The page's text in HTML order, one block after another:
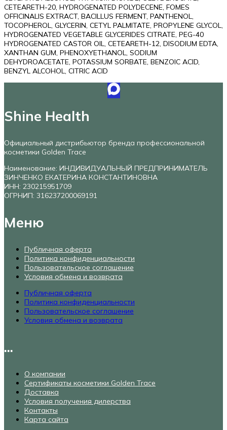
CETEARETH-20, HYDROGENATED POLYDECENE, FOMES
OFFICINALIS EXTRACT, BACILLUS FERMENT, PANTHENOL,
TOCOPHEROL, GLYCERIN, CETYL PALMITATE, PROPYLENE GLYCOL,
HYDROGENATED VEGETABLE GLYCERIDES CITRATE, PEG-40
HYDROGENATED CASTOR OIL, CETEARETH-12, DISODIUM EDTA,
XANTHAN GUM, PHENOXYETHANOL, SODIUM
DEHYDROACETATE, POTASSIUM SORBATE, BENZOIC ACID,
BENZYL ALCOHOL, CITRIC ACID
Shine Health
Официальный дистрибьютор бренда профессиональной
косметики Golden Trace
Наименование: ИНДИВИДУАЛЬНЫЙ ПРЕДПРИНИМАТЕЛЬ
ЗИНЧЕНКО ЕКАТЕРИНА КОНСТАНТИНОВНА
ИНН: 230215951709
ОГРНИП: 316237200069191
Меню
Публичная оферта
Политика конфиденциальности
Пользовательское соглашение
Условия обмена и возврата
Публичная оферта
Политика конфиденциальности
Пользовательское соглашение
Условия обмена и возврата
...
О компании
Сертификаты косметики Golden Trace
Доставка
Условия получения дилерства
Контакты
Карта сайта